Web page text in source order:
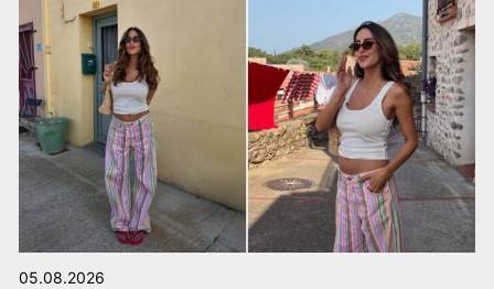
05.08.2026